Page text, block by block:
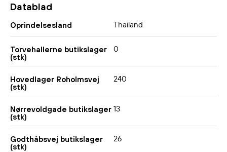
Datablad
Oprindelsesland Thailand
Torvehallerne butikslager
(stk)
0
Hovedlager Roholmsvej
(stk)
240
Nørrevoldgade butikslager
(stk)
13
Godthåbsvej butikslager
(stk)
26